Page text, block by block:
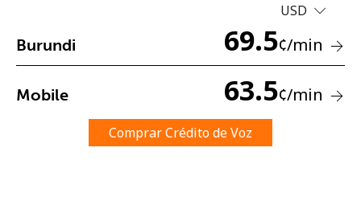
No se ha creado una contraseña
Mínimo 8 caracteres
Un caracter especial
USD
Burundi 69.5¢/min
Mobile 63.5¢/min
Comprar Crédito de Voz